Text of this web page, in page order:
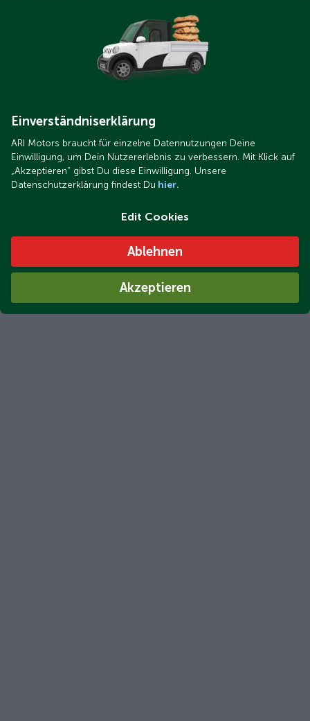
Tag 24 über den ARI 458 - die pfiffige kleine Ameise aus
ARI 458 Koffer XL Sortimo.jpeg
ARI 458 Koffer XL mit Sortimo-System: Das elektrische
Einverständniserklärung
ARI Motors braucht für einzelne Datennutzungen Deine
Einwilligung, um Dein Nutzererlebnis zu verbessern. Mit Klick auf
„Akzeptieren“ gibst Du diese Einwilligung. Unsere
Datenschutzerklärung findest Du hier.
Edit Cookies
Ablehnen
Akzeptieren